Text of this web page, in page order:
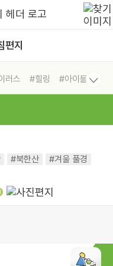
편지
러스 #힐링
#아이들
#북한산
#겨울 풀경